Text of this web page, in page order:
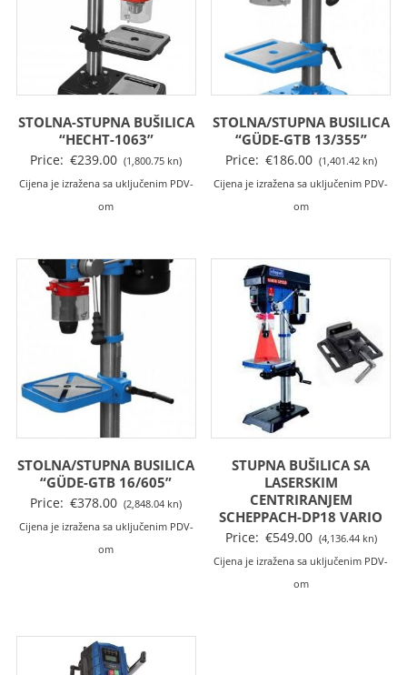
STOLNA-STUPNA BUŠILICA
“HECHT-1063”
Price: €239.00 (1,800.75 kn)
Cijena je izražena sa uključenim PDV-
om
STOLNA/STUPNA BUSILICA
“GÜDE-GTB 13/355”
Price: €186.00 (1,401.42 kn)
Cijena je izražena sa uključenim PDV-
om
STOLNA/STUPNA BUSILICA
“GÜDE-GTB 16/605”
Price: €378.00 (2,848.04 kn)
Cijena je izražena sa uključenim PDV-
om
STUPNA BUŠILICA SA
LASERSKIM
CENTRIRANJEM
SCHEPPACH-DP18 VARIO
Price: €549.00 (4,136.44 kn)
Cijena je izražena sa uključenim PDV-
om